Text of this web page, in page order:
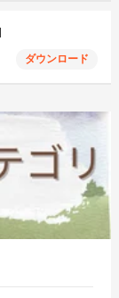
ダウンロード